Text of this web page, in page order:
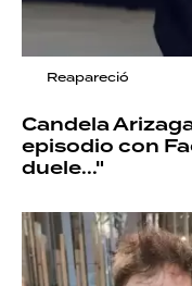
Reapareció
Candela
episodio con
duele..."